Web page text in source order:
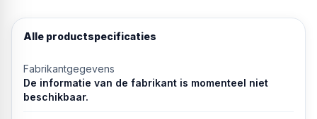
Alle productspecificaties
Fabrikantgegevens
De informatie van de fabrikant is momenteel niet
beschikbaar.